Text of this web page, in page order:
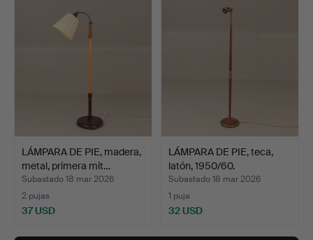
LÁMPARA DE PIE, madera,
metal, primera mit…
Subastado 18 mar 2026
2 pujas
37 USD
LÁMPARA DE PIE, teca,
latón, 1950/60.
Subastado 18 mar 2026
1 puja
32 USD